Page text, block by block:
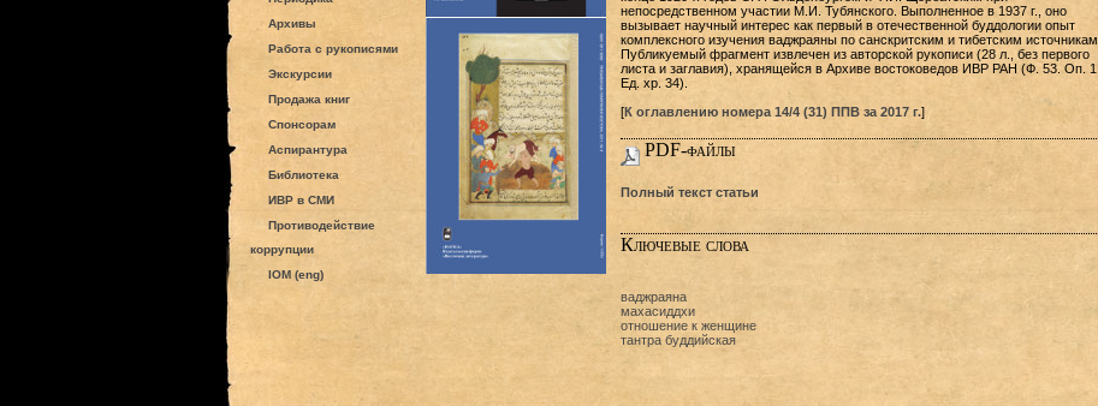
Архивы
Работа с рукописями
Экскурсии
Продажа книг
Спонсорам
Аспирантура
Библиотека
ИВР в СМИ
Противодействие
коррупции
IOM (eng)
непосредственном участии М.И. Тубянского. Выполненное в 1937 г., оно
вызывает научный интерес как первый в отечественной буддологии опыт
комплексного изучения ваджраяны по санскритским и тибетским источникам.
Публикуемый фрагмент извлечен из авторской рукописи (28 л., без первого
листа и заглавия), хранящейся в Архиве востоковедов ИВР РАН (Ф. 53. Оп. 1.
Ед. хр. 34).
[К оглавлению номера 14/4 (31) ППВ за 2017 г.]
PDF-файлы
Полный текст статьи
Ключевые слова
ваджраяна
махасиддхи
отношение к женщине
тантра буддийская